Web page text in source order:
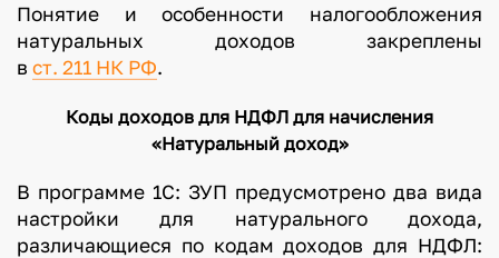
Понятие и особенности налогообложения
натуральных доходов закреплены
в ст. 211 НК РФ.
Коды доходов для НДФЛ для начисления
«Натуральный доход»
В программе 1С: ЗУП предусмотрено два вида
настройки для натурального дохода,
различающиеся по кодам доходов для НДФЛ: